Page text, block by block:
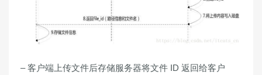
– 客户端上传文件后存储服务器将文件 ID 返回给客户